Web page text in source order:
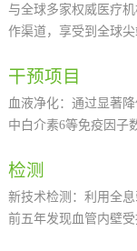
确制定个性化药物治
向清除心脑血管代谢
与全球多家权威医疗
作渠道，享受到全球
。整合国内外的心脑
动、营养、心理干预
干预项目
血液净化：通过显著
中白介素6等免疫因子
脑组织供血与供氧，
血液吸附：通过离心
检测
新技术检测：利用全
前五年发现血管内壁